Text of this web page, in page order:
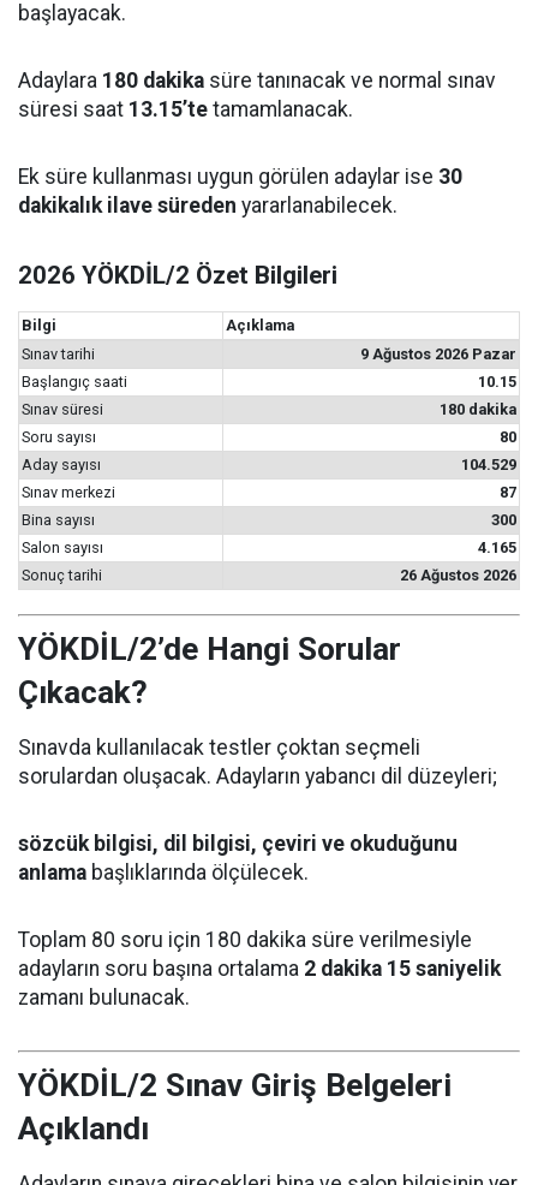
başlayacak.
Adaylara 180 dakika süre tanınacak ve normal sınav
süresi saat 13.15’te tamamlanacak.
Ek süre kullanması uygun görülen adaylar ise 30
dakikalık ilave süreden yararlanabilecek.
2026 YÖKDİL/2 Özet Bilgileri
Bilgi
Açıklama
Sınav tarihi
9 Ağustos 2026 Pazar
Başlangıç saati
10.15
Sınav süresi
180 dakika
Soru sayısı
80
Aday sayısı
104.529
Sınav merkezi
87
Bina sayısı
300
Salon sayısı
4.165
Sonuç tarihi
26 Ağustos 2026
YÖKDİL/2’de Hangi Sorular
Çıkacak?
Sınavda kullanılacak testler çoktan seçmeli
sorulardan oluşacak. Adayların yabancı dil düzeyleri;
sözcük bilgisi, dil bilgisi, çeviri ve okuduğunu
anlama başlıklarında ölçülecek.
Toplam 80 soru için 180 dakika süre verilmesiyle
adayların soru başına ortalama 2 dakika 15 saniyelik
zamanı bulunacak.
YÖKDİL/2 Sınav Giriş Belgeleri
Açıklandı